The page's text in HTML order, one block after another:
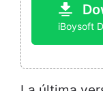
iBoysoft